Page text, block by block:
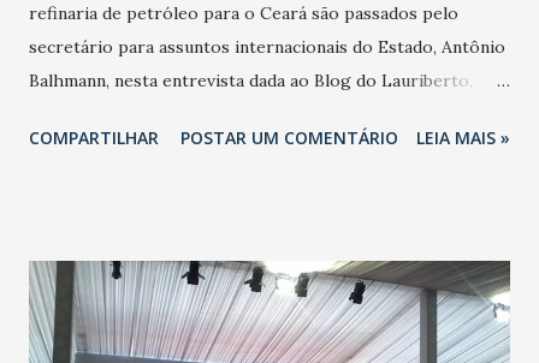
refinaria de petróleo para o Ceará são passados pelo
secretário para assuntos internacionais do Estado, Antônio
Balhmann, nesta entrevista dada ao Blog do Lauriberto,
Estado do Ceará (Fiec) ao governador Camilo Santana (PT).
COMPARTILHAR POSTAR UM COMENTÁRIO LEIA MAIS »